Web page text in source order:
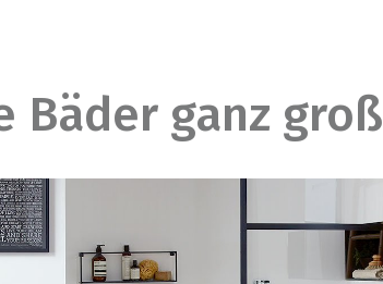
Bäder ganz groß